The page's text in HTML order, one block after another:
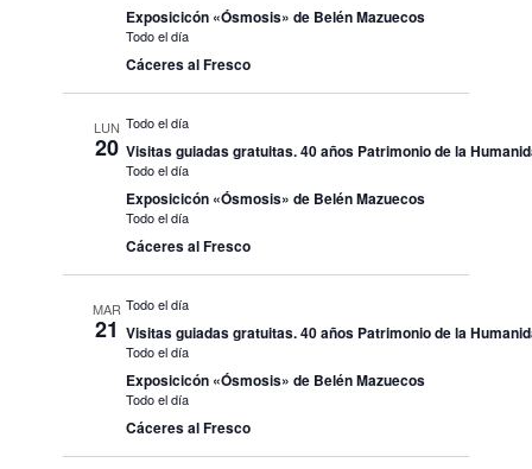
Exposicicón «Ósmosis» de Belén Mazuecos
Todo el día
Cáceres al Fresco
LUN
20
Todo el día
Visitas guiadas gratuitas. 40 años Patrimonio de la
Todo el día
Exposicicón «Ósmosis» de Belén Mazuecos
Todo el día
Cáceres al Fresco
MAR
21
Todo el día
Visitas guiadas gratuitas. 40 años Patrimonio de la
Todo el día
Exposicicón «Ósmosis» de Belén Mazuecos
Todo el día
Cáceres al Fresco